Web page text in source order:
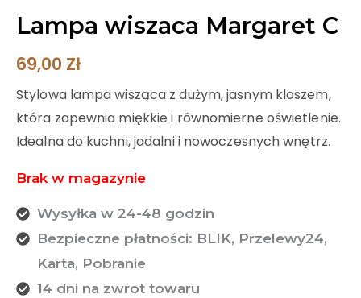
Lampa wiszaca Margaret C
69,00 Zł
Stylowa lampa wisząca z dużym, jasnym kloszem,
która zapewnia miękkie i równomierne oświetlenie.
Idealna do kuchni, jadalni i nowoczesnych wnętrz.
Brak w magazynie
Wysyłka w 24-48 godzin
Bezpieczne płatności: BLIK, Przelewy24,
Karta, Pobranie
14 dni na zwrot towaru